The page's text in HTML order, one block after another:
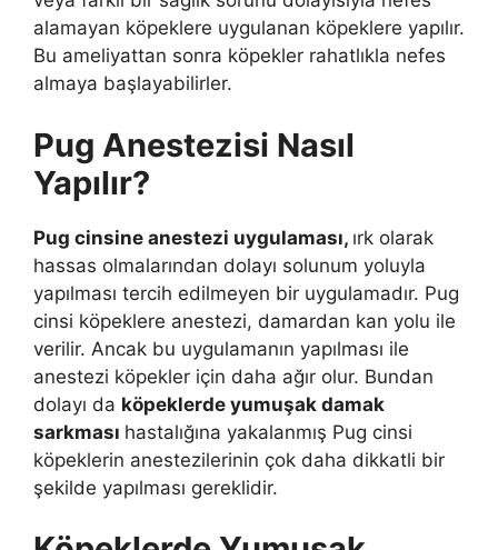
alamayan köpeklere uygulanan köpeklere yapılır.
Bu ameliyattan sonra köpekler rahatlıkla nefes
almaya başlayabilirler.
Pug Anestezisi Nasıl
Yapılır?
Pug cinsine anestezi uygulaması, ırk olarak
hassas olmalarından dolayı solunum yoluyla
yapılması tercih edilmeyen bir uygulamadır. Pug
cinsi köpeklere anestezi, damardan kan yolu ile
verilir. Ancak bu uygulamanın yapılması ile
anestezi köpekler için daha ağır olur. Bundan
dolayı da köpeklerde yumuşak damak
sarkması hastalığına yakalanmış Pug cinsi
köpeklerin anestezilerinin çok daha dikkatli bir
şekilde yapılması gereklidir.